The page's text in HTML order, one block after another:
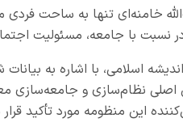
خامنه‌ای تنها به ساحت فردی
نسبت با جامعه، مسئولیت
اسلامی، با اشاره به بیانات
نظام‌سازی و جامعه‌سازی
این منظومه مورد تأکید قرار